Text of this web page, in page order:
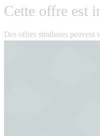
Cette offre est
Des offres similaires peuvent